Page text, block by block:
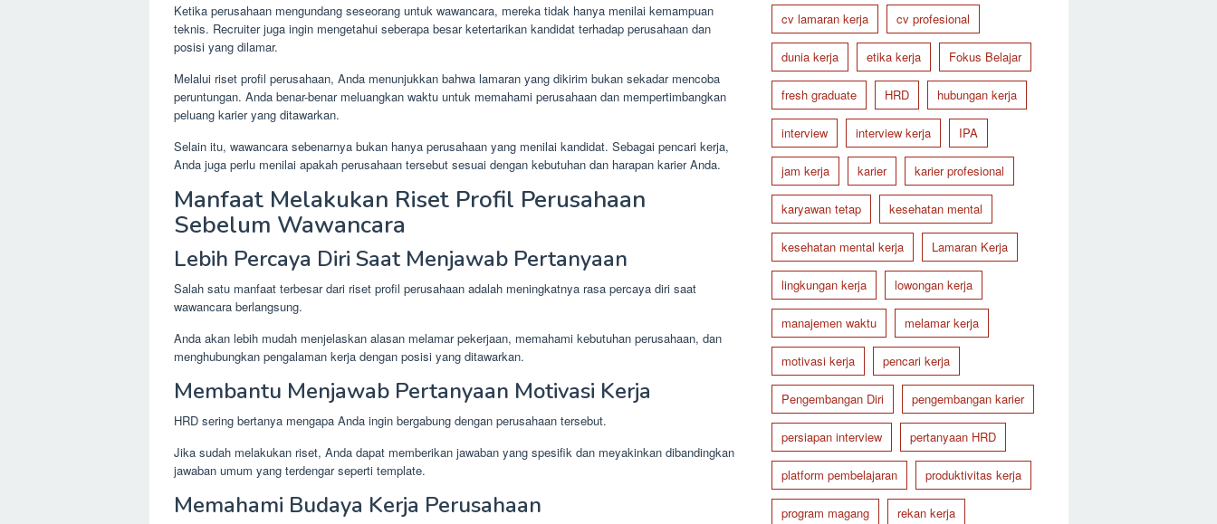
Ketika perusahaan mengundang seseorang untuk wawancara, mereka tidak hanya menilai kemampuan
teknis. Recruiter juga ingin mengetahui seberapa besar ketertarikan kandidat terhadap perusahaan dan
posisi yang dilamar.
Melalui riset profil perusahaan, Anda menunjukkan bahwa lamaran yang dikirim bukan sekadar mencoba
peruntungan. Anda benar-benar meluangkan waktu untuk memahami perusahaan dan mempertimbangkan
peluang karier yang ditawarkan.
Selain itu, wawancara sebenarnya bukan hanya perusahaan yang menilai kandidat. Sebagai pencari kerja,
Anda juga perlu menilai apakah perusahaan tersebut sesuai dengan kebutuhan dan harapan karier Anda.
Manfaat Melakukan Riset Profil Perusahaan
Sebelum Wawancara
Lebih Percaya Diri Saat Menjawab Pertanyaan
Salah satu manfaat terbesar dari riset profil perusahaan adalah meningkatnya rasa percaya diri saat
wawancara berlangsung.
Anda akan lebih mudah menjelaskan alasan melamar pekerjaan, memahami kebutuhan perusahaan, dan
menghubungkan pengalaman kerja dengan posisi yang ditawarkan.
Membantu Menjawab Pertanyaan Motivasi Kerja
HRD sering bertanya mengapa Anda ingin bergabung dengan perusahaan tersebut.
Jika sudah melakukan riset, Anda dapat memberikan jawaban yang spesifik dan meyakinkan dibandingkan
jawaban umum yang terdengar seperti template.
Memahami Budaya Kerja Perusahaan
cv lamaran kerja cv profesional
dunia kerja etika kerja Fokus Belajar
fresh graduate HRD hubungan kerja
interview interview kerja IPA
jam kerja karier karier profesional
karyawan tetap kesehatan mental
kesehatan mental kerja Lamaran Kerja
lingkungan kerja lowongan kerja
manajemen waktu melamar kerja
motivasi kerja pencari kerja
Pengembangan Diri pengembangan karier
persiapan interview pertanyaan HRD
platform pembelajaran produktivitas kerja
program magang rekan kerja